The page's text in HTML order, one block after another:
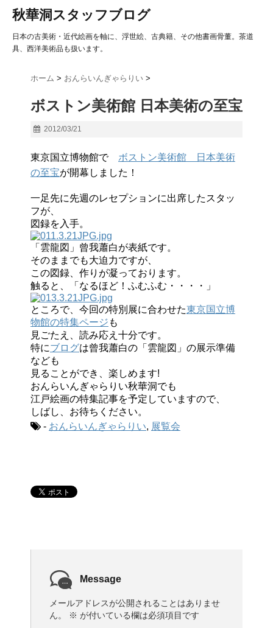
秋華洞スタッフブログ
日本の古美術・近代絵画を軸に、浮世絵、古典籍、その他書画骨董。茶道
具、西洋美術品も扱います。
ホーム > おんらいんぎゃらりい >
ボストン美術館 日本美術の至宝
2012/03/21
東京国立博物館で ボストン美術館 日本美術
の至宝が開幕しました！
一足先に先週のレセプションに出席したスタッ
フが、
図録を入手。
「雲龍図」曾我蕭白が表紙です。
そのままでも大迫力ですが、
この図録、作りが凝っております。
触ると、「なるほど！ふむふむ・・・・」
ところで、今回の特別展に合わせた東京国立博
物館の特集ページ も
見ごたえ、読み応え十分です。
特にブログは曾我蕭白の「雲龍図」の展示準備
なども
見ることができ、楽しめます!
おんらいんぎゃらりい秋華洞でも
江戸絵画の特集記事を予定していますので、
しばし、お待ちください。
- おんらいんぎゃらりい, 展覧会
Message
メールアドレスが公開されることはありませ
ん。
※ が付いている欄は必須項目です